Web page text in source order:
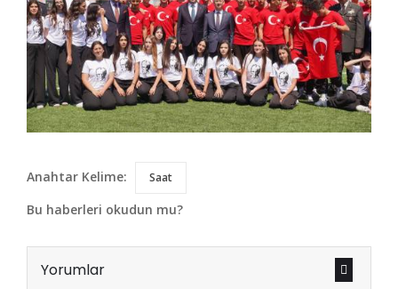
Anahtar Kelime: Saat
Bu haberleri okudun mu?
Yorumlar